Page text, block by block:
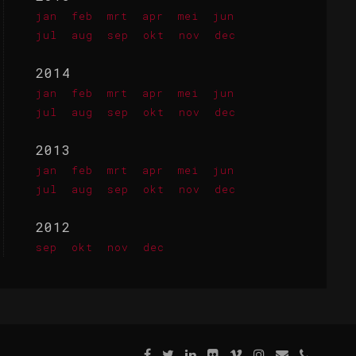
jan feb mrt apr mei
jun
jul
aug sep okt nov dec
2014
jan feb mrt apr mei
jun
jul
aug sep okt nov dec
2013
jan feb mrt apr mei
jun
jul
aug sep okt nov dec
2012
sep okt nov dec